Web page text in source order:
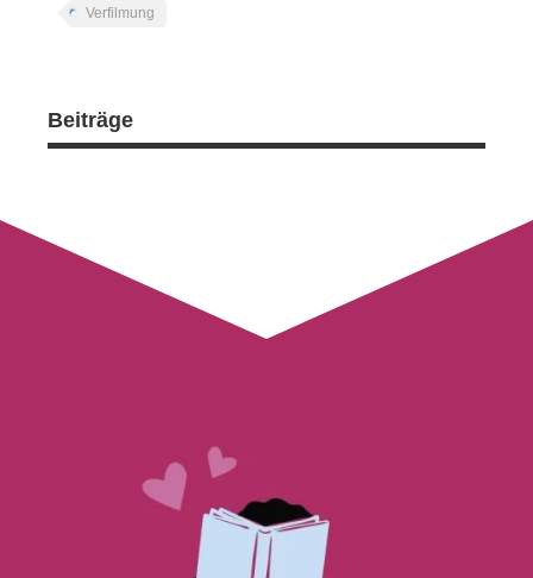
Verfilmung
Beiträge